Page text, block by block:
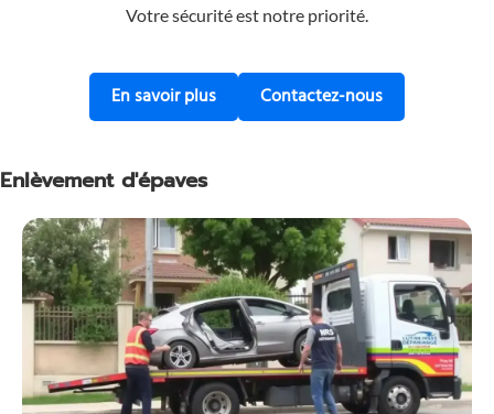
Votre sécurité est notre priorité.
En savoir plussur l'assistance en cas de crevaison
Contactez-nouspour une
Enlèvement d'épaves